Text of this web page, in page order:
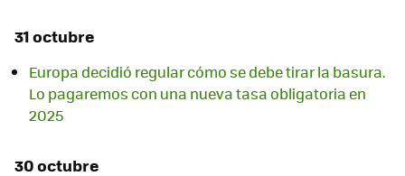
31 octubre
Europa decidió regular cómo se debe tirar la basura.
Lo pagaremos con una nueva tasa obligatoria en
2025
30 octubre